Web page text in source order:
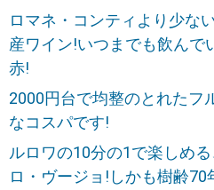
ロマネ・コンティより少な
産ワイン!いつまでも飲んで
赤!
2000円台で均整のとれたフ
なコスパです!
ルロワの10分の1で楽しめ
ロ・ヴージョ!しかも樹齢70